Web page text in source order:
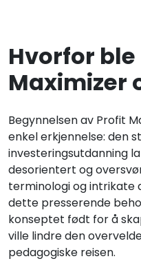
Hvorfor
Maximizer
Begynnelsen av Profit
enkel erkjennelse: den
investeringsutdanning
desorientert og
terminologi og intrikate
dette presserende
konseptet født for å
ville lindre den
pedagogiske reisen.